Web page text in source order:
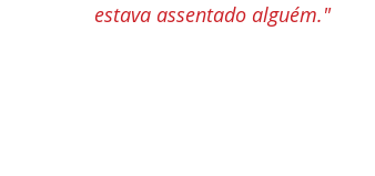
estava assentado alguém."